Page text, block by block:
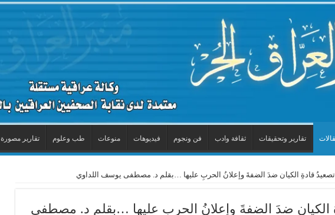
تقارير وتحقيقات ثقافة وادب فن ونجوم فيديوهات منوعات طب وعلوم تقارير مصورة
تصعيدُ قادةِ الكيان ضدَ الضفةَ وإعلانُ الحربِ عليها …بقلم د. مصطفى يوسف اللداوي
الكيان ضدَ الضفةَ وإعلانُ الحربِ عليها …بقلم د. مصطفى